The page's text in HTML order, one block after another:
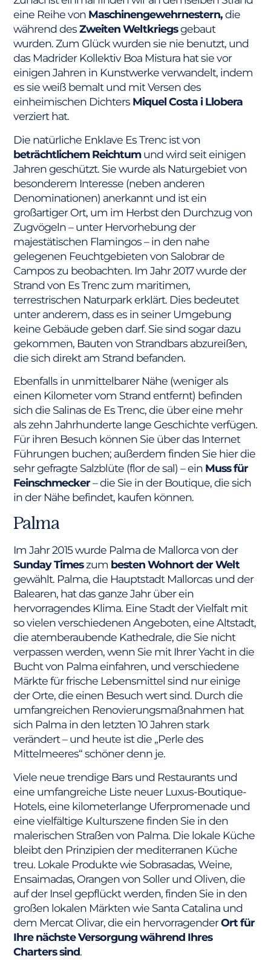
eine Reihe von Maschinengewehrnestern,die
während desZweiten Weltkriegsgebaut
wurden. Zum Glück wurden sie nie benutzt, und
das Madrider Kollektiv Boa Mistura hat sie vor
einigen Jahren in Kunstwerke verwandelt, indem
es sie weiß bemalt und mit Versen des
einheimischen Dichters Miquel Costa i Llobera
verziert hat.
Die natürliche Enklave Es Trenc ist von
beträchtlichem Reichtumund wird seit einigen
Jahren geschützt. Sie wurde als Naturgebiet von
besonderem Interesse (neben anderen
Denominationen) anerkannt und ist ein
großartiger Ort, um im Herbst den Durchzug von
Zugvögeln – unter Hervorhebung der
majestätischen Flamingos – in den nahe
gelegenen Feuchtgebieten von Salobrar de
Campos zu beobachten. Im Jahr 2017 wurde der
Strand von Es Trenc zum maritimen,
terrestrischen Naturpark erklärt. Dies bedeutet
unter anderem, dass es in seiner Umgebung
keine Gebäude geben darf. Sie sind sogar dazu
gekommen, Bauten von Strandbars abzureißen,
die sich direkt am Strand befanden.
Ebenfalls in unmittelbarer Nähe (weniger als
einen Kilometer vom Strand entfernt) befinden
sich die Salinas de Es Trenc, die über eine mehr
als zehn Jahrhunderte lange Geschichte verfügen.
Für ihren Besuch können Sie über das Internet
Führungen buchen; außerdem finden Sie hier die
sehr gefragte Salzblüte (flor de sal) – ein Muss für
Feinschmecker– die Sie in der Boutique, die sich
in der Nähe befindet, kaufen können.
Palma
Im Jahr 2015 wurde Palma de Mallorca von der
Sunday Timeszum besten Wohnort der Welt
gewählt. Palma, die Hauptstadt Mallorcas und der
Balearen, hat das ganze Jahr über ein
hervorragendes Klima. Eine Stadt der Vielfalt mit
so vielen verschiedenen Angeboten, eine Altstadt,
die atemberaubende Kathedrale, die Sie nicht
verpassen werden, wenn Sie mit Ihrer Yacht in die
Bucht von Palma einfahren, und verschiedene
Märkte für frische Lebensmittel sind nur einige
der Orte, die einen Besuch wert sind. Durch die
umfangreichen Renovierungsmaßnahmen hat
sich Palma in den letzten 10 Jahren stark
verändert – und heute ist die „Perle des
Mittelmeeres“ schöner denn je.
Viele neue trendige Bars und Restaurants und
eine umfangreiche Liste neuer Luxus-Boutique-
Hotels, eine kilometerlange Uferpromenade und
eine vielfältige Kulturszene finden Sie in den
malerischen Straßen von Palma. Die lokale Küche
bleibt den Prinzipien der mediterranen Küche
treu. Lokale Produkte wie Sobrasadas, Weine,
Ensaimadas, Orangen von Soller und Oliven, die
auf der Insel gepflückt werden, finden Sie in den
großen lokalen Märkten wie Santa Catalina und
dem Mercat Olivar, die ein hervorragenderOrt für
Ihre nächste Versorgung während Ihres
Charters sind.